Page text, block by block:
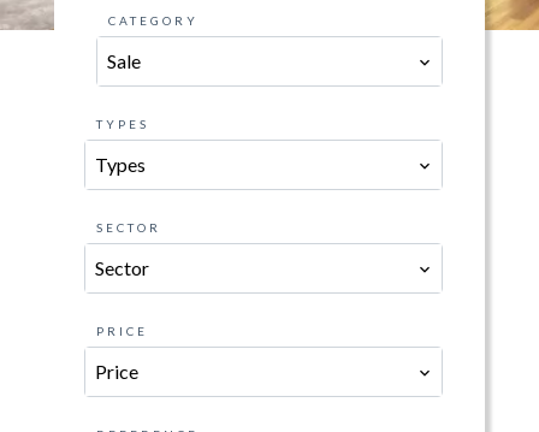
CATEGORY
Sale
TYPES
Types
SECTOR
Sector
PRICE
Price